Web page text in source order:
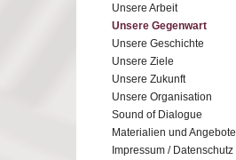
Unsere Arbeit
Unsere Gegenwart
Unsere Geschichte
Unsere Ziele
Unsere Zukunft
Unsere Organisation
Sound of Dialogue
Materialien und Angebote
Impressum / Datenschutz